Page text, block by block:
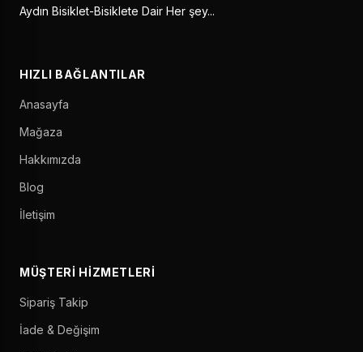
Aydın Bisiklet-Bisiklete Dair Her şey...
HIZLI BAĞLANTILAR
Anasayfa
Mağaza
Hakkımızda
Blog
İletişim
MÜŞTERI HIZMETLERI
Sipariş Takip
İade & Değişim